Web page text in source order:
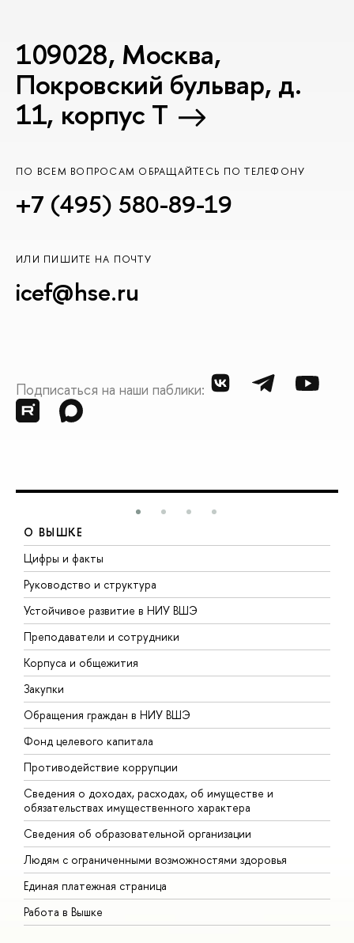
109028, Москва,
Покровский бульвар, д.
11, корпус T
ПО ВСЕМ ВОПРОСАМ ОБРАЩАЙТЕСЬ ПО ТЕЛЕФОНУ
+7 (495) 580-89-19
ИЛИ ПИШИТЕ НА ПОЧТУ
icef@hse.ru
Подписаться на наши паблики:
О ВЫШКЕ
Цифры и факты
Руководство и структура
Устойчивое развитие в НИУ ВШЭ
Преподаватели и сотрудники
Корпуса и общежития
Закупки
Обращения граждан в НИУ ВШЭ
Фонд целевого капитала
Противодействие коррупции
Сведения о доходах, расходах, об имуществе и
обязательствах имущественного характера
Сведения об образовательной организации
Людям с ограниченными возможностями здоровья
Единая платежная страница
Работа в Вышке